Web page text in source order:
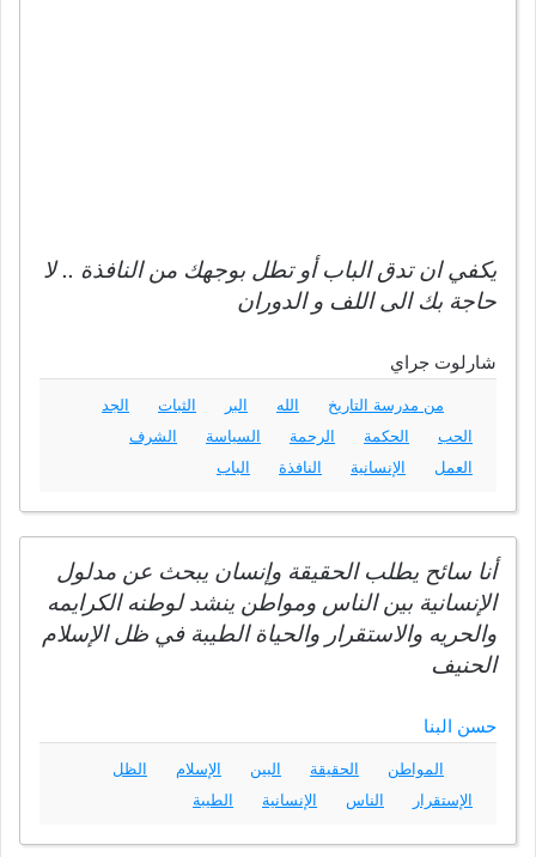
يكفي ان تدق الباب أو تطل بوجهك من النافذة .. لا
حاجة بك الى اللف و الدوران
شارلوت جراي
من مدرسة التاريخ الله البر الثبات
الجد
الحب
الحكمة الرحمة السياسة
الشرف
العمل
الإنسانية النافذة الباب
أنا سائح يطلب الحقيقة وإنسان يبحث عن مدلول
الإنسانية بين الناس ومواطن ينشد لوطنه الكرايمه
والحريه والاستقرار والحياة الطيبة في ظل الإسلام
الحنيف
حسن البنا
المواطن الحقيقة البين الإسلام
الظل
الإستقرار
الناس الإنسانية الطيبة